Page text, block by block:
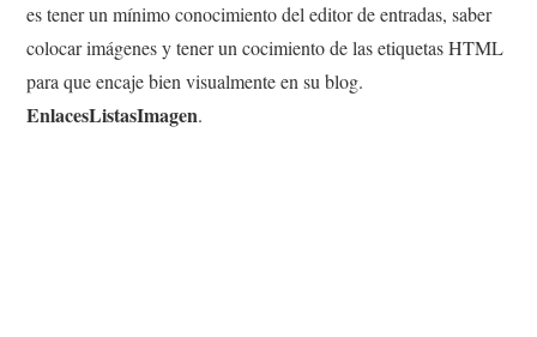
es tener un mínimo conocimiento del editor de entradas, saber
colocar imágenes y tener un cocimiento de las etiquetas HTML
para que encaje bien visualmente en su blog.
EnlacesListasImagen.